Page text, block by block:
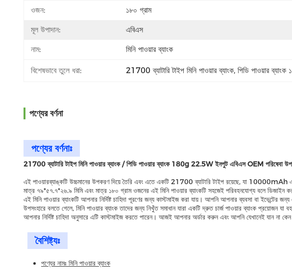
ওজন: ১৮০ গ্রাম
মূল উপাদান: এবিএস
নাম: মিনি পাওয়ার ব্যাংক
বিশেষভাবে তুলে ধরা: 21700 ব্যাটারি টাইপ মিনি পাওয়ার ব্যাংক, পিডি পাওয়ার ব্যাংক
পণ্যের বর্ণনা
পণ্যের বর্ণনাঃ
21700 ব্যাটারি টাইপ মিনি পাওয়ার ব্যাংক / পিডি পাওয়ার ব্যাংক 180g 22.5W ইনপুট এবিএস OEM পরিষেবা
এই পাওয়ারব্যাঙ্কটি উচ্চমানের উপকরণ দিয়ে তৈরি এবং এতে একটি 21700 ব্যাটারি টাইপ রয়েছে, যা 10000mAh
মাত্র ৭৯*৫৭.৭*২৬.৯ মিমি এবং মাত্র ১৮০ গ্রাম ওজনের এই মিনি পাওয়ার ব্যাংকটি সহজেই পরিবহনযোগ্য বলে ডিজাইন
এই মিনি পাওয়ার ব্যাংকটি আপনার নির্দিষ্ট চাহিদা পূরণের জন্য কাস্টমাইজ করা যায়। আপনি আপনার ব্যবসা বা ইভেন্টের
উপসংহারে বলতে গেলে, মিনি পাওয়ার ব্যাংক তাদের জন্য নিখুঁত সমাধান যারা একটি দ্রুত চার্জ পাওয়ার ব্যাংক
আপনার নির্দিষ্ট চাহিদা অনুসারে এটি কাস্টমাইজ করতে পারেন। আজই আপনার অর্ডার করুন এবং আপনি যেখানেই যান না
বৈশিষ্ট্যঃ
পণ্যের নামঃ মিনি পাওয়ার ব্যাংক